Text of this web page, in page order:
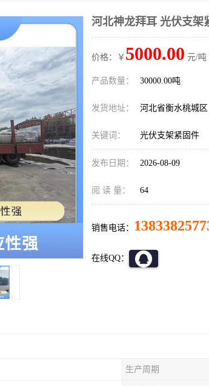
河北神龙拜耳 光伏支架
价格：￥ 5000.00 元/吨
产品数量： 30000.00吨
发货地址： 河北省衡水桃城区
关键词： 光伏支架紧固件
发布日期： 2026-08-09
阅 读 量： 64
销售电话：
在线QQ：
生产周期